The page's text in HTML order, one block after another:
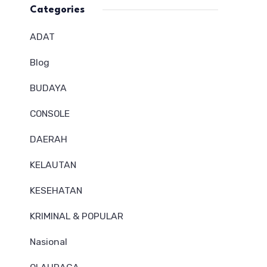
Categories
ADAT
Blog
BUDAYA
CONSOLE
DAERAH
KELAUTAN
KESEHATAN
KRIMINAL & POPULAR
Nasional